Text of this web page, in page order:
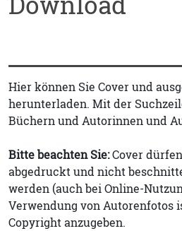
Hier können Sie Cover und
herunterladen. Mit der
Büchern und Autorinnen und
Bitte beachten Sie:Cover
abgedruckt und nicht
werden (auch bei Online-
Verwendung von Autorenfotos
Copyright anzugeben.